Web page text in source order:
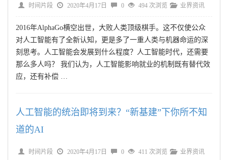
时间片段 2020年4月17日 0 494 次浏览 业界资讯
2016年AlphaGo横空出世，大败人类顶级棋手。这不仅使公众
对人工智能有了全新认知，更是多了一重人类与机器命运的深
刻思考。人工智能会发展到什么程度？人工智能时代，还需要
那么多人吗？ 我们认为，人工智能影响就业的机制既有替代效
应，还有补偿 …
人工智能的统治即将到来？“新基建”下你所不知
道的AI
时间片段 2020年4月17日 0 411 次浏览 业界资讯